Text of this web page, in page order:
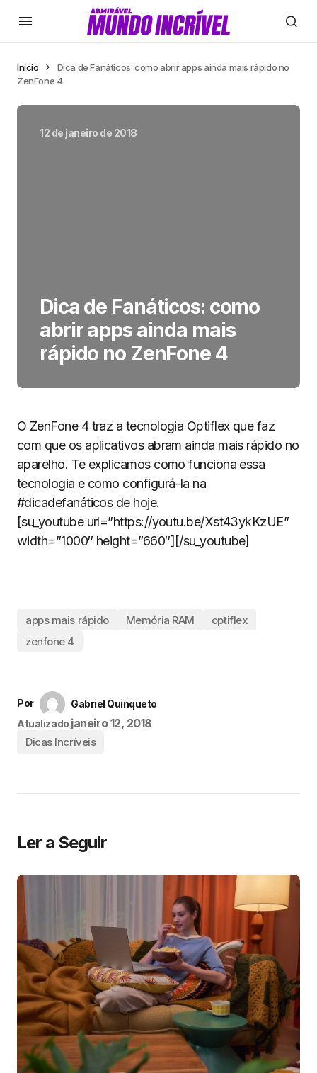
Início
Dica de Fanáticos: como abrir apps ainda mais rápido no
ZenFone 4
12 de janeiro de 2018
Dica de Fanáticos: como
abrir apps ainda mais
rápido no ZenFone 4
O ZenFone 4 traz a tecnologia Optiflex que faz
com que os aplicativos abram ainda mais rápido no
aparelho. Te explicamos como funciona essa
tecnologia e como configurá-la na
#dicadefanáticos de hoje.
[su_youtube url=”https://youtu.be/Xst43ykKzUE”
width=”1000″ height=”660″][/su_youtube]
apps mais rápido Memória RAM
optiflex
zenfone 4
Por
Gabriel Quinqueto
Atualizado janeiro 12, 2018
Dicas Incríveis
Ler a Seguir